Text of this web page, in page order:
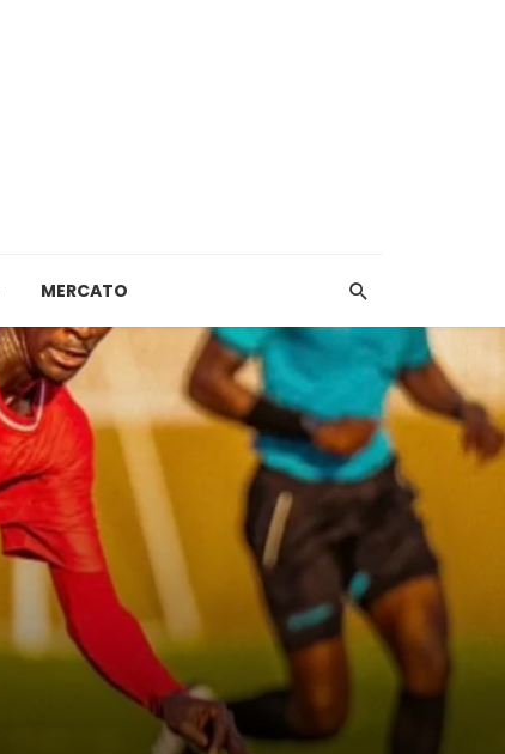
MERCATO